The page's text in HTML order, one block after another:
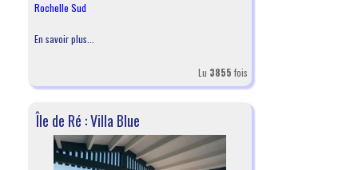
Rochelle Sud
En savoir plus...
Lu 3855 fois
Île de Ré : Villa Blue